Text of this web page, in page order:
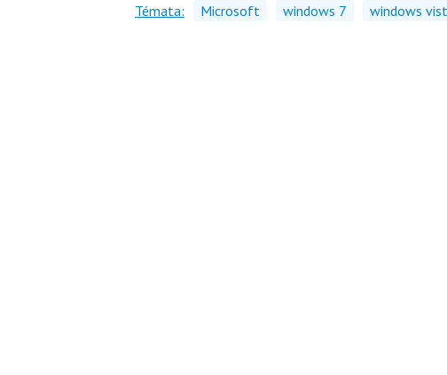
Témata: Microsoft windows 7 windows